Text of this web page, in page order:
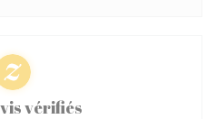
vérifiés